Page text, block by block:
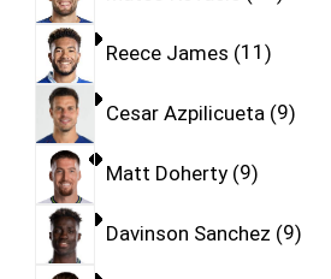
Reece James 11
Cesar Azpilicueta 9
Matt Doherty 9
Davinson Sanchez 9